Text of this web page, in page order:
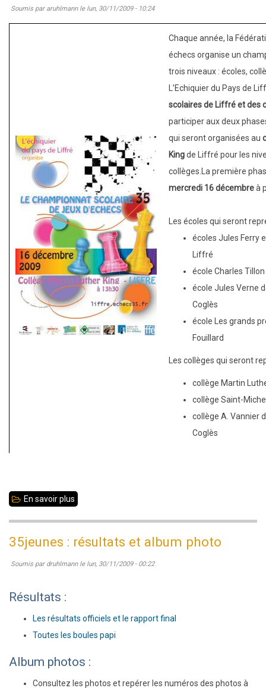
et
équipes
Guichen
Soumis par aruhlmannle lun, 30/11/2009 - 10:24
Chaque année, la
échecs organise un
trois niveaux : écoles,
L’Echiquier du Pays de
scolaires de Liffré et des
participer aux deux
qui seront organisées au
Kingde Liffré pour les
collèges.La première
mercredi 16 décembreà
Les écoles qui seront
écoles Jules Ferry
Liffré
école Charles
école Jules Verne
Coglès
école Les grands
Fouillard
Les collèges qui seront
collège Martin
collège Saint-
collège A. Vannier
Coglès
En savoir plus
le
16
collège
MLK
35jeunes : résultats et album photo
Soumis par druhlmannle lun, 30/11/2009 - 00:22
Résultats :
Les résultats officiels et le rapport final
Toutes les boules papi
Album photos :
Consultez les photos et repérer les numéros des photos à